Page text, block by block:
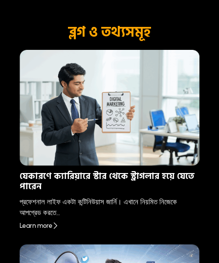
ব্লগ ও তথ্যসমূহ
যেকারণে ক্যারিয়ারে স্টার থেকে স্ট্রাগলার হয়ে যেতে
পারেন
প্রফেশনাল লাইফ একটা কন্টিনিউয়াস জার্নি। এখানে নিয়মিত নিজেকে
আপগ্রেড করতে…
Learn more